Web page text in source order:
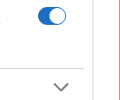
mocskos
megértem
lesz totál
szavazok,